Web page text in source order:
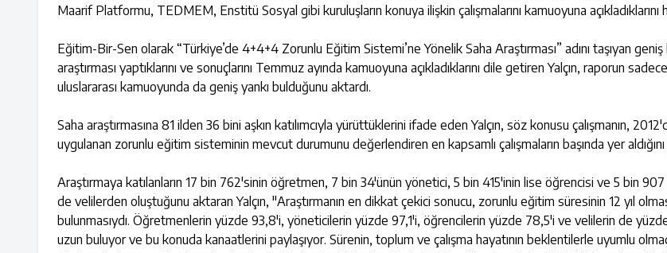
Maarif Platformu, TEDMEM, Enstitü Sosyal gibi kuruluşların konuya ilişkin çalışmalarını kamuoyuna açıkladıklarını
Eğitim-Bir-Sen olarak “Türkiye’de 4+4+4 Zorunlu Eğitim Sistemi’ne Yönelik Saha Araştırması” adını taşıyan geniş
araştırması yaptıklarını ve sonuçlarını Temmuz ayında kamuoyuna açıkladıklarını dile getiren Yalçın, raporun
uluslararası kamuoyunda da geniş yankı bulduğunu aktardı.
Saha araştırmasına 81 ilden 36 bini aşkın katılımcıyla yürüttüklerini ifade eden Yalçın, söz konusu çalışmanın,
uygulanan zorunlu eğitim sisteminin mevcut durumunu değerlendiren en kapsamlı çalışmaların başında yer
Araştırmaya katılanların 17 bin 762'sinin öğretmen, 7 bin 34'ünün yönetici, 5 bin 415'inin lise öğrencisi ve 5 bin 907
de velilerden oluştuğunu aktaran Yalçın, "Araştırmanın en dikkat çekici sonucu, zorunlu eğitim süresinin 12 yıl
bulunmasıydı. Öğretmenlerin yüzde 93,8'i, yöneticilerin yüzde 97,1'i, öğrencilerin yüzde 78,5'i ve velilerin de
uzun buluyor ve bu konuda kanaatlerini paylaşıyor. Sürenin, toplum ve çalışma hayatının beklentilerle uyumlu